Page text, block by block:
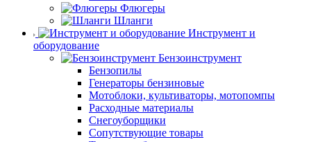
Флюгеры
Шланги
Инструмент и
оборудование
Бензоинструмент
Бензопилы
Генераторы бензиновые
Мотоблоки, культиваторы, мотопомпы
Расходные материалы
Снегоуборщики
Сопутствующие товары